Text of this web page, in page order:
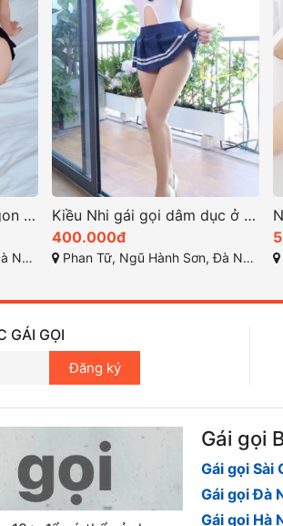
Phan Kim Liên gái gọi ngon ở đà nẵng
Kiều Nhi gái gọi dâm dục ở tp đà nẵng
400.000đ
Phan Tữ, Ngũ Hành Sơn, Đà Nẵng
GÁI GỌI
Đăng ký
Gái gọi
Gái gọi Sài
Gái gọi Đà
Gái gọi Hà